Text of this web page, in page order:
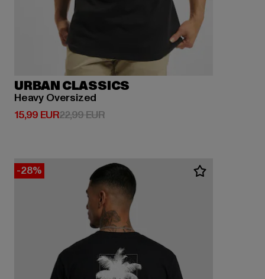
URBAN CLASSICS
Heavy Oversized
15,99 EUR
Derzeitiger Preis: 15,99 EUR
22,99 EURAktionspreis: 22,99 EUR
-28%